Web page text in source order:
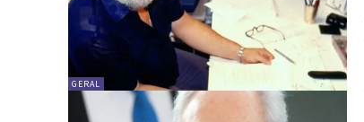
GERAL